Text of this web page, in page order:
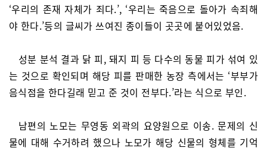
‘우리의 존재 자체가 죄다.’, ‘우리는 죽음으로 돌아가 속죄해
야 한다.’등의 글씨가 쓰여진 종이들이 곳곳에 붙어있었음.
성분 분석 결과 닭 피, 돼지 피 등 다수의 동물 피가 섞여 있
는 것으로 확인되며 해당 피를 판매한 농장 측에서는 ‘부부가
음식점을 한다길래 믿고 준 것이 전부다.’라는 식으로 부인.
남편의 노모는 무영동 외곽의 요양원으로 이송. 문제의 신
물에 대해 수거하려 했으나 노모가 해당 신물의 형체를 기억